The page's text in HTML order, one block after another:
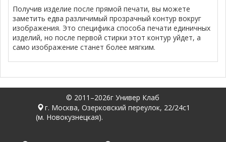
Получив изделие после прямой печати, вы можете
заметить едва различимый прозрачный контур вокруг
изображения. Это специфика способа печати единичных
изделий, но после первой стирки этот контур уйдет, а
само изображение станет более мягким.
© 2011–2026г Универ Клаб
г. Москва, Озерковский переулок, 22/24с1
(м. Новокузнецкая).